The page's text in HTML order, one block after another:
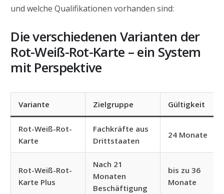
und welche Qualifikationen vorhanden sind:
Die verschiedenen Varianten der
Rot-Weiß-Rot-Karte – ein System
mit Perspektive
Variante Zielgruppe Gültigkeit
Rot-Weiß-Rot-
Karte
Fachkräfte aus
Drittstaaten
24 Monate
Rot-Weiß-Rot-
Karte Plus
Nach 21
Monaten
Beschäftigung
bis zu 36
Monate